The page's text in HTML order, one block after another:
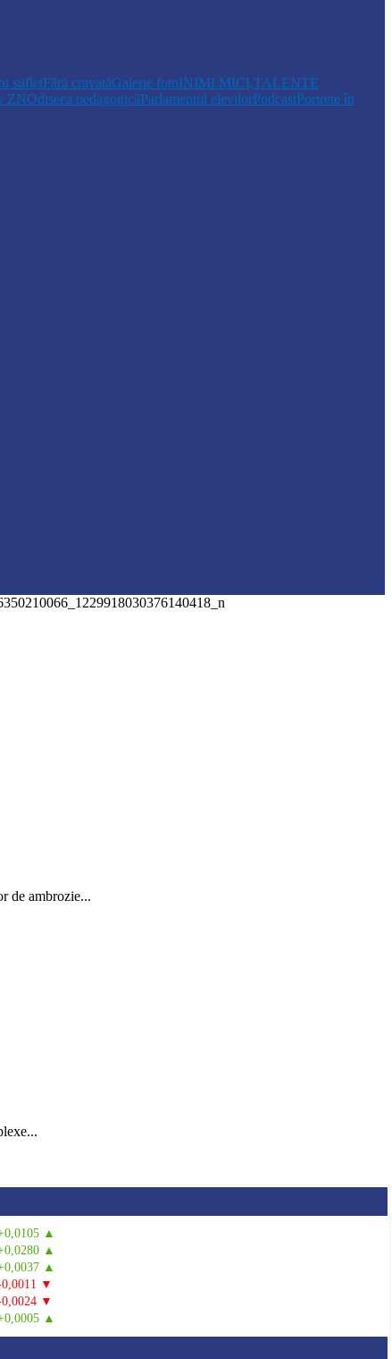
sufletFără cravatăGalerie fotoINIMI MICI,TALENTE
ZNOdiseea pedagogicăParlamentul elevilorPodcastPortrete în
de ambrozie...
▲
▲
▲
▼
▼
▲